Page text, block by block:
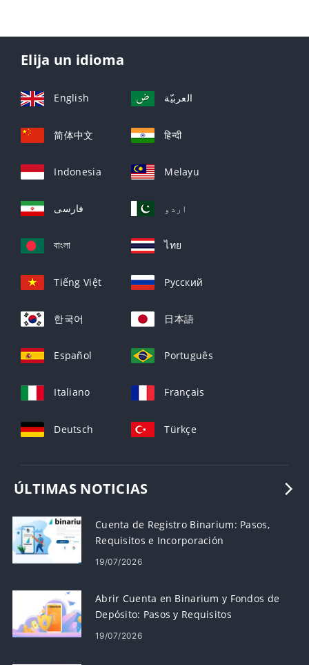
Elija un idioma
English العربيّة
简体中文 हिन्दी
Indonesia Melayu
فارسی اردو
বাংলা ไทย
Tiếng Việt Русский
한국어 日本語
Español Português
Italiano Français
Deutsch Türkçe
ÚLTIMAS NOTICIAS
Cuenta de Registro Binarium: Pasos,
Requisitos e Incorporación
19/07/2026
Abrir Cuenta en Binarium y Fondos de
Depósito: Pasos y Requisitos
19/07/2026